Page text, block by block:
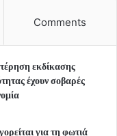
Comments
εκδίκασης
έχουν σοβαρές
για τη φωτιά